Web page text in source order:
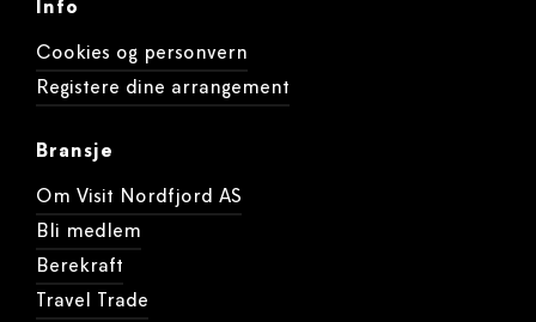
Info
Cookies og personvern
Registere dine arrangement
Bransje
Om Visit Nordfjord AS
Bli medlem
Berekraft
Travel Trade